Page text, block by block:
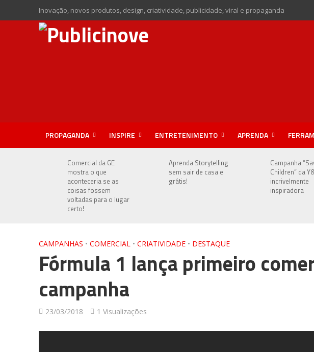
Inovação, novos produtos, design, criatividade, publicidade, viral e propaganda
PROPAGANDA INSPIRE ENTRETENIMENTO APRENDA
Comercial da GE
mostra o que
aconteceria se as
coisas fossem
voltadas para o lugar
certo!
Aprenda Storytelling
sem sair de casa e
grátis!
Campanha
Children” da
incrivelmente
inspiradora
CAMPANHAS • COMERCIAL • CRIATIVIDADE • DESTAQUE
Fórmula 1 lança primeiro
campanha
23/03/2018 1 Visualizações